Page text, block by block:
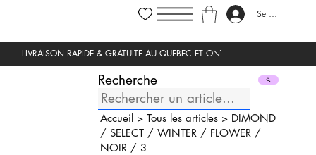
Se connecter
Recherche
Accueil> Tous les articles> DIMOND
/ SELECT / WINTER / FLOWER /
NOIR / 3